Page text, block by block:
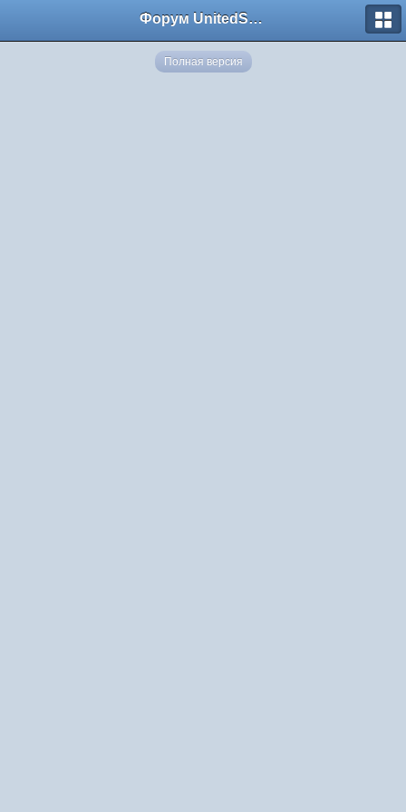
Форум UnitedSouth
Полная версия